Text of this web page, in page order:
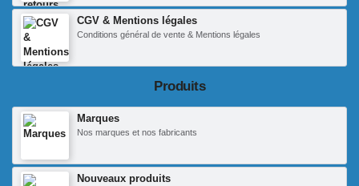
CGV & Mentions légales
Conditions général de vente & Mentions légales
Produits
Marques
Nos marques et nos fabricants
Nouveaux produits